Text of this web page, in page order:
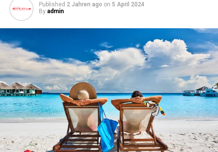
Published 2 Jahren ago on 5 April 2024
By admin